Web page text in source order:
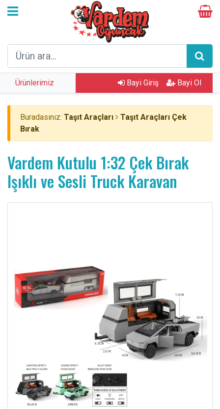
Ürünlerimiz Bayi Giriş Bayi Ol
Buradasınız: Taşıt Araçları
Taşıt Araçları Çek
Bırak
Vardem Kutulu 1:32 Çek Bırak
Işıklı ve Sesli Truck Karavan